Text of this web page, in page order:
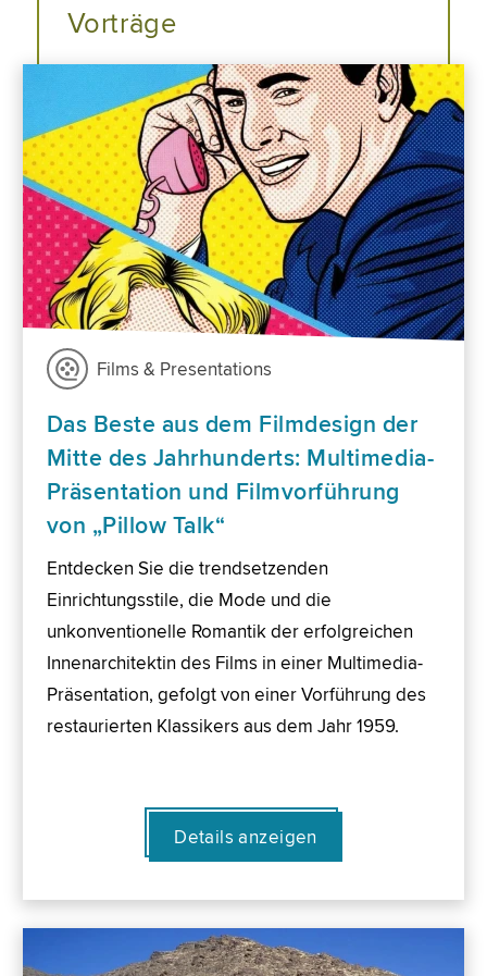
Vorträge
Films & Presentations
Das Beste aus dem Filmdesign der
Mitte des Jahrhunderts: Multimedia-
Präsentation und Filmvorführung
von „Pillow Talk“
Entdecken Sie die trendsetzenden
Einrichtungsstile, die Mode und die
unkonventionelle Romantik der erfolgreichen
Innenarchitektin des Films in einer Multimedia-
Präsentation, gefolgt von einer Vorführung des
restaurierten Klassikers aus dem Jahr 1959.
Details anzeigen